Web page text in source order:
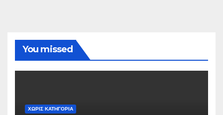
You missed
ΧΩΡΊΣ ΚΑΤΗΓΟΡΊΑ